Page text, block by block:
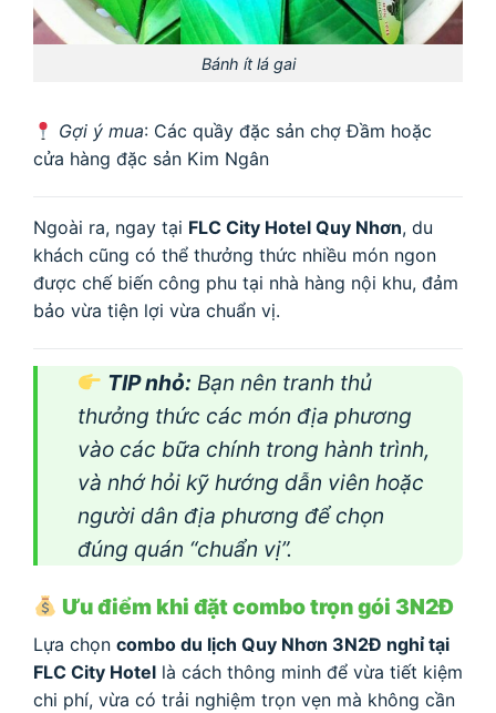
Bánh ít lá gai
Gợi ý mua: Các quầy đặc sản chợ Đầm hoặc
cửa hàng đặc sản Kim Ngân
Ngoài ra, ngay tại FLC City Hotel Quy Nhơn, du
khách cũng có thể thưởng thức nhiều món ngon
được chế biến công phu tại nhà hàng nội khu, đảm
bảo vừa tiện lợi vừa chuẩn vị.
TIP nhỏ: Bạn nên tranh thủ
thưởng thức các món địa phương
vào các bữa chính trong hành trình,
và nhớ hỏi kỹ hướng dẫn viên hoặc
người dân địa phương để chọn
đúng quán “chuẩn vị”.
Ưu điểm khi đặt combo trọn gói 3N2Đ
Lựa chọn combo du lịch Quy Nhơn 3N2Đ nghỉ tại
FLC City Hotel là cách thông minh để vừa tiết kiệm
chi phí, vừa có trải nghiệm trọn vẹn mà không cần